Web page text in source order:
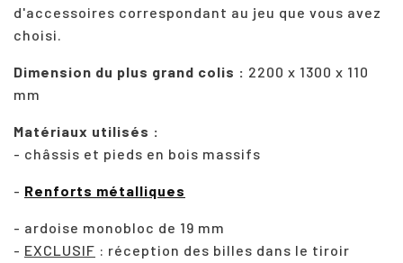
d'accessoires correspondant au jeu que vous avez
choisi.
Dimension du plus grand colis : 2200 x 1300 x 110
mm
Matériaux utilisés :
- châssis et pieds en bois massifs
- Renforts métalliques
- ardoise monobloc de 19 mm
- EXCLUSIF : réception des billes dans le tiroir